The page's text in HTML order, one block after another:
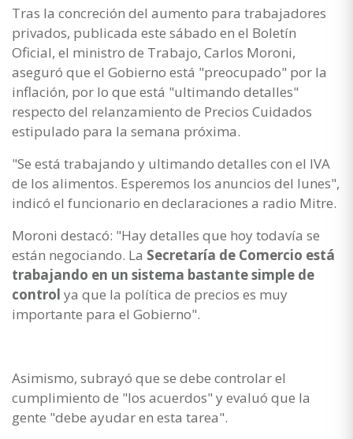
Tras la concreción del aumento para trabajadores
privados, publicada este sábado en el Boletín
Oficial, el ministro de Trabajo, Carlos Moroni,
aseguró que el Gobierno está "preocupado" por la
inflación, por lo que está "ultimando detalles"
respecto del relanzamiento de Precios Cuidados
estipulado para la semana próxima.
"Se está trabajando y ultimando detalles con el IVA
de los alimentos. Esperemos los anuncios del lunes",
indicó el funcionario en declaraciones a radio Mitre.
Moroni destacó: "Hay detalles que hoy todavía se
están negociando. La Secretaría de Comercio está
trabajando en un sistema bastante simple de
control ya que la política de precios es muy
importante para el Gobierno".
Asimismo, subrayó que se debe controlar el
cumplimiento de "los acuerdos" y evaluó que la
gente "debe ayudar en esta tarea".